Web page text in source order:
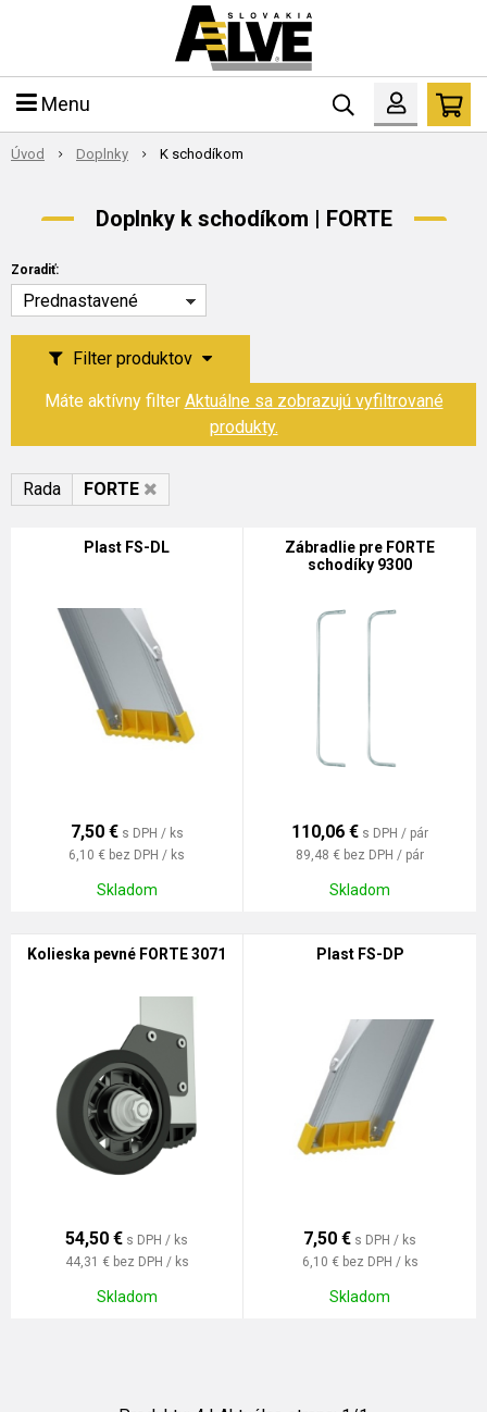
Menu
Úvod Doplnky K schodíkom
Doplnky k schodíkom | FORTE
Filter produktov
Zoradiť:
Prednastavené
Máte aktívny filter Aktuálne sa zobrazujú vyfiltrované
produkty.
Rada FORTE
Plast FS-DL
7,50 € s DPH / ks
6,10 € bez DPH / ks
Skladom
Zábradlie pre FORTE
schodíky 9300
110,06 € s DPH / pár
89,48 € bez DPH / pár
Skladom
Kolieska pevné FORTE 3071
54,50 € s DPH / ks
44,31 € bez DPH / ks
Skladom
Plast FS-DP
7,50 € s DPH / ks
6,10 € bez DPH / ks
Skladom